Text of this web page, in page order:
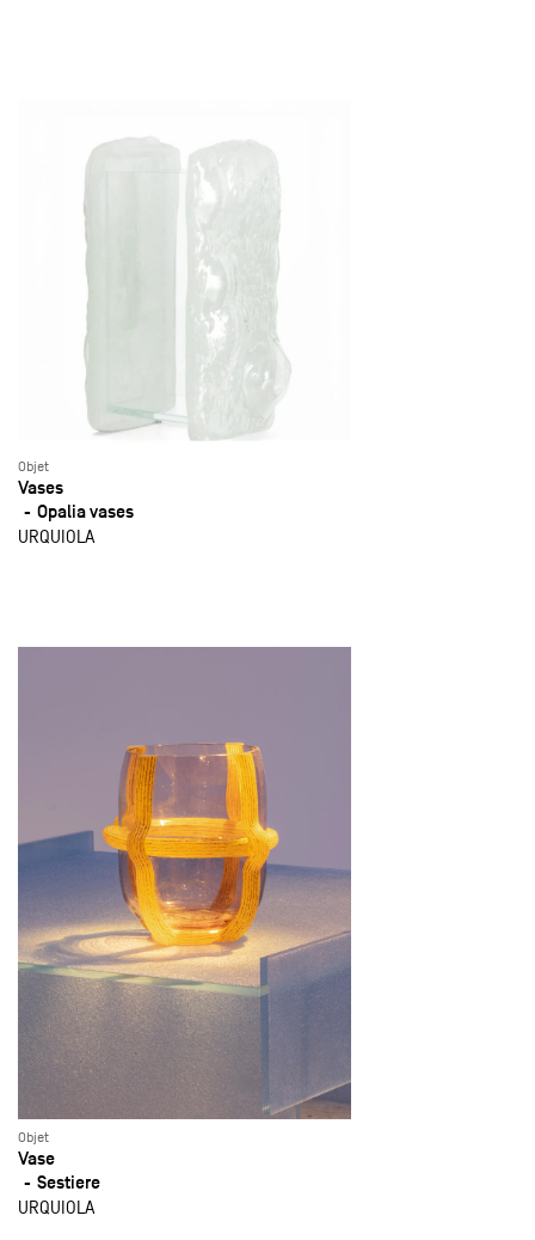
Objet
Vases
Opalia vases
URQUIOLA
Objet
Vase
Sestiere
URQUIOLA